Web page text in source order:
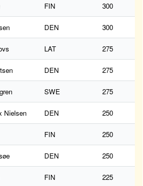
FIN 300
DEN 300
LAT 275
DEN 275
SWE 275
Nielsen DEN 250
FIN 250
DEN 250
FIN 225